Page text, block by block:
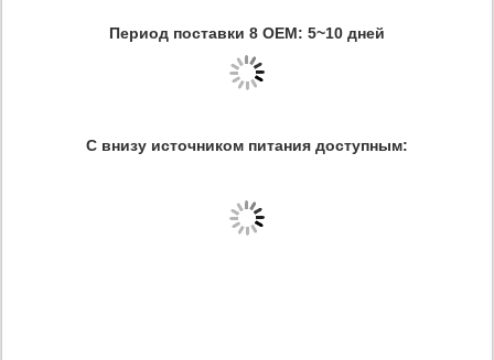
Период поставки 8 OEM: 5~10 дней
С внизу источником питания доступным: